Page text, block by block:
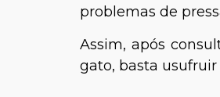
problemas de
Assim, após
gato, basta